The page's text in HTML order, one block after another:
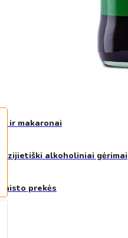
ir makaronai
Azijietiški alkoholiniai gėrimai
maisto prekės